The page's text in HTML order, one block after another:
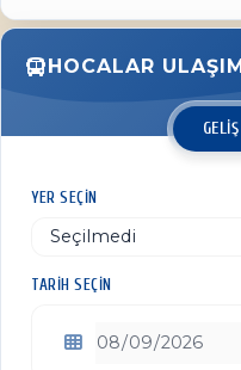
HOCALAR ULAŞIM
GELIŞ
YER SEÇIN
TARIH SEÇIN